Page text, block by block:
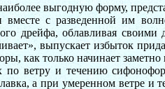
выгодную форму,
с разведенной им
дрейфа, облавливая
выпускает избыток
как только начинает заметно
по ветру и течению
а при умеренном ветре и